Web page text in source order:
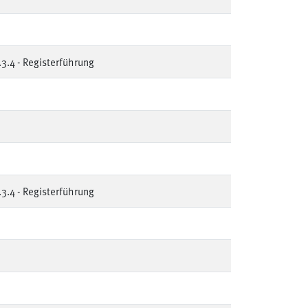
- Registerführung
- Registerführung